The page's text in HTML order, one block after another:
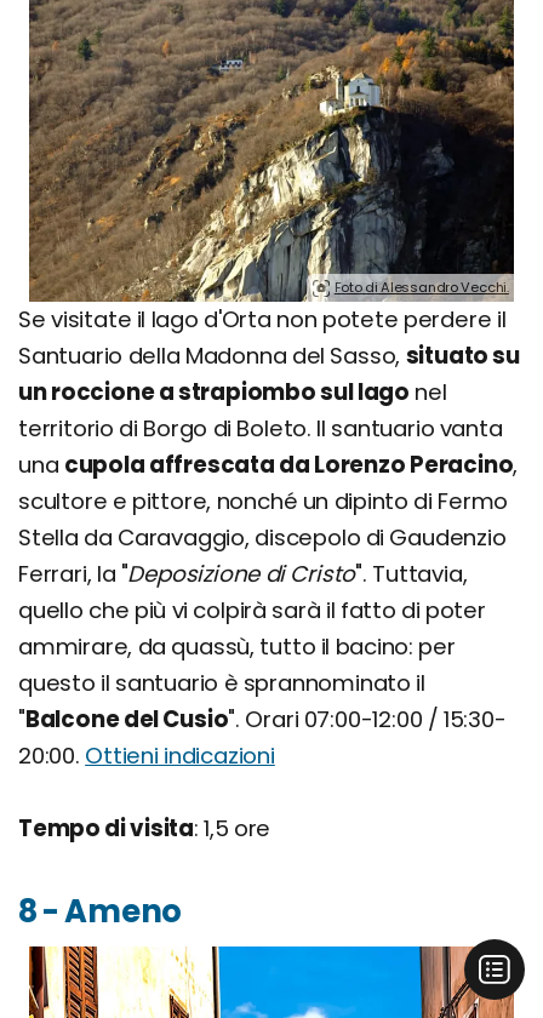
Foto di Alessandro Vecchi.
Se visitate il lago d'Orta non potete perdere il
Santuario della Madonna del Sasso, situato su
un roccione a strapiombo sul lago nel
territorio di Borgo di Boleto. Il santuario vanta
una cupola affrescata da Lorenzo Peracino,
scultore e pittore, nonché un dipinto di Fermo
Stella da Caravaggio, discepolo di Gaudenzio
Ferrari, la "Deposizione di Cristo". Tuttavia,
quello che più vi colpirà sarà il fatto di poter
ammirare, da quassù, tutto il bacino: per
questo il santuario è sprannominato il
"Balcone del Cusio". Orari 07:00-12:00 / 15:30-
20:00. Ottieni indicazioni
Tempo di visita: 1,5 ore
8 - Ameno